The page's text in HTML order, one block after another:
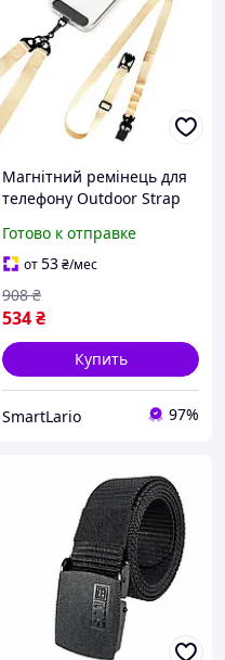
Магнітний ремінець для
телефону Outdoor Strap
мм ширина 10 мм Mellow
Yellow PN-3926
Готово к отправке
от53₴/мес
534₴
908 ₴
Купить
SmartLario 97%